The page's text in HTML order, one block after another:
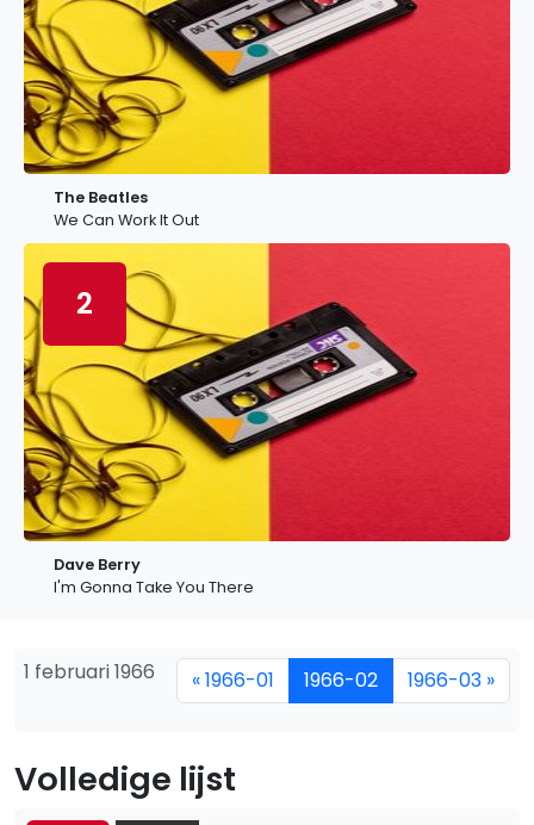
The Beatles
We Can Work It Out
2
Dave Berry
I'm Gonna Take You There
1 februari 1966 « 1966-01 1966-02 1966-03 »
Volledige lijst